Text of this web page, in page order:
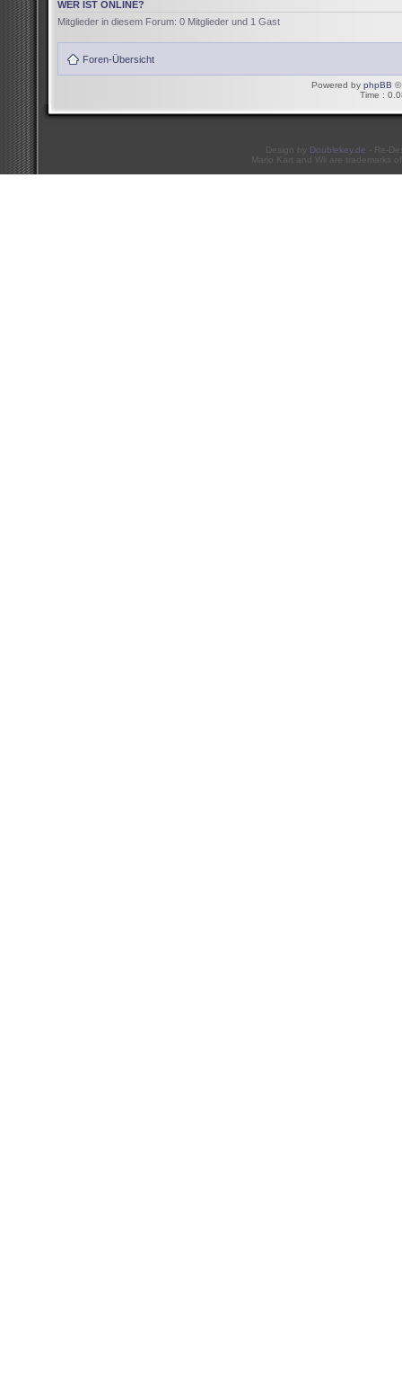
WER IST ONLINE?
Mitglieder in diesem Forum: 0 Mitglieder und 1 Gast
Foren-Übersicht
Powered by phpBB ©
Time :
Design by Doublekey.de - Re-
Mario Kart and Wii are trademarks